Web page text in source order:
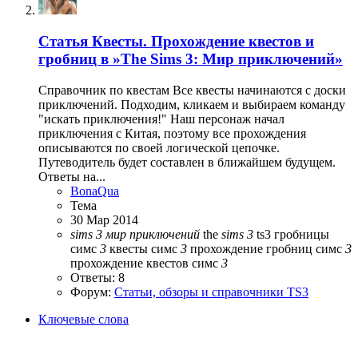
Статья Квесты. Прохождение квестов и
гробниц в »The Sims 3: Мир приключений»
Справочник по квестам Все квесты начинаются с доски
приключений. Подходим, кликаем и выбираем команду
"искать приключения!" Наш персонаж начал
приключения с Китая, поэтому все прохождения
описываются по своей логической цепочке.
Путеводитель будет составлен в ближайшем будущем.
Ответы на...
BonaQua
Тема
30 Мар 2014
sims 3 мир приключений the sims 3 ts3 гробницы
симс 3 квесты симс 3 прохождение гробниц симс 3
прохождение квестов симс 3
Ответы: 8
Форум: Статьи, обзоры и справочники TS3
Ключевые слова